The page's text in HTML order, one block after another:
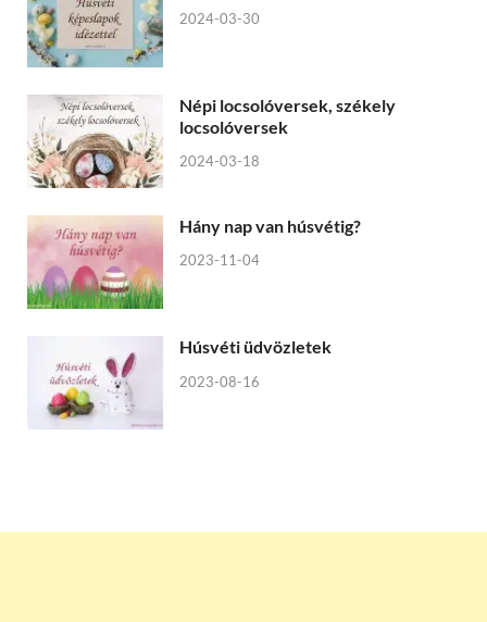
2024-03-30
Népi locsolóversek, székely
locsolóversek
2024-03-18
Hány nap van húsvétig?
2023-11-04
Húsvéti üdvözletek
2023-08-16